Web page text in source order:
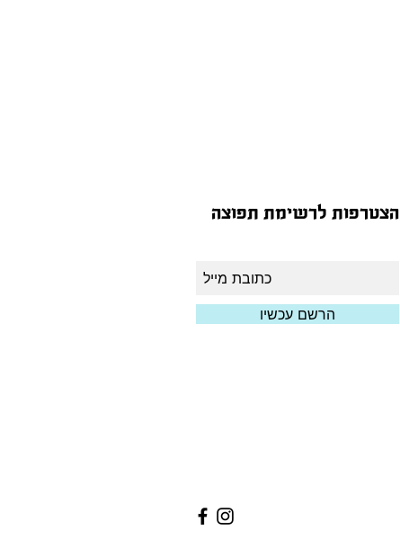
הצטרפות לרשימת תפוצה
הרשם עכשיו